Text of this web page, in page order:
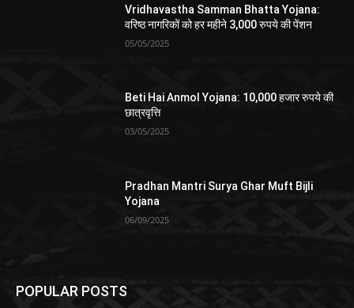
Vridhavastha Samman Bhatta Yojana:
वरिष्ठ नागरिकों को हर महीने 3,000 रुपये की पेंशन
05/05/2025
Beti Hai Anmol Yojana: 10,000 हजार रुपये की
छात्रवृत्ति
03/05/2025
Pradhan Mantri Surya Ghar Muft Bijli
Yojana
06/09/2025
POPULAR POSTS